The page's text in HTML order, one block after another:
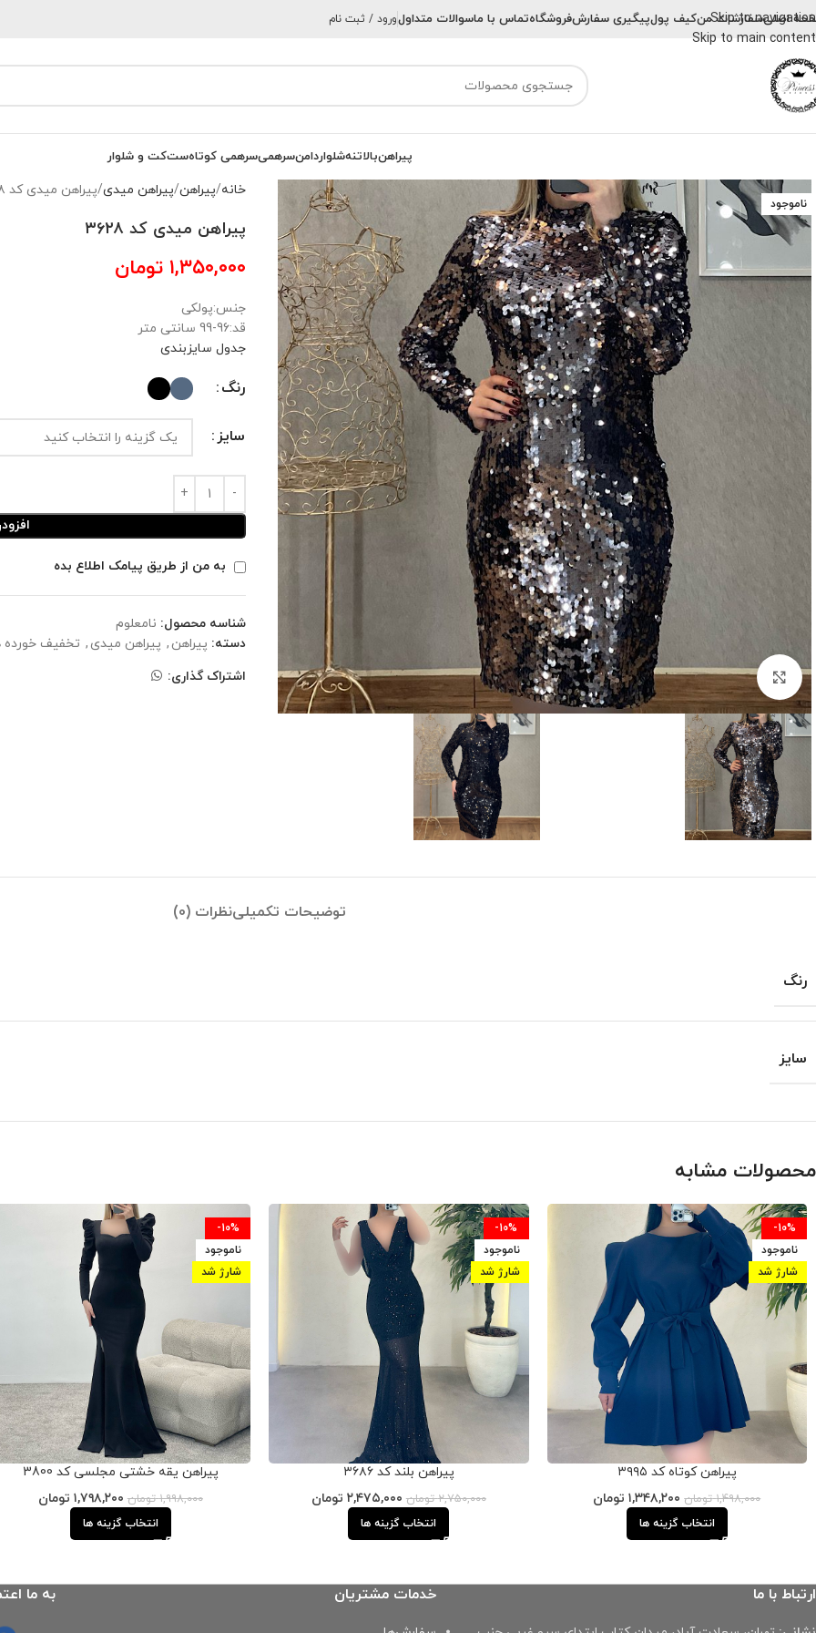
Skip to navigation
Skip to main content
اصلیسفارشات منکیف پولپیگیری سفارشفروشگاهتماس با ماسوالات متداولورود / ثبت نام
پیراهنبالاتنهشلواردامنسرهمیسرهمی کوتاهستکت و شلوار
ناموجود
بزرگنمایی تصویر
خانه پیراهن پیراهن میدی پیراهن میدی کد ۳۶۲۸
پیراهن میدی کد ۳۶۲۸
۱,۳۵۰,۰۰۰ تومان
جنس:پولکی
قد:96-99 سانتی متر
جدول سایزبندی
رنگ
سایز
به من از طریق پیامک اطلاع بده
شناسه محصول: نامعلوم
دسته: پیراهن , پیراهن میدی , تخفیف خورده
اشتراک گذاری:
توضیحات تکمیلینظرات (0)
رنگ
سایز
محصولات مشابه
-10%
ناموجود
شارژ شد
پیراهن کوتاه کد ۳۹۹۵
۱,۴۹۸,۰۰۰ تومان ۱,۳۴۸,۲۰۰ تومان
انتخاب گزینه ها
-10%
ناموجود
شارژ شد
پیراهن بلند کد ۳۶۸۶
۲,۷۵۰,۰۰۰ تومان ۲,۴۷۵,۰۰۰ تومان
انتخاب گزینه ها
-10%
ناموجود
شارژ شد
پیراهن یقه خشتی مجلسی کد 3800
۱,۹۹۸,۰۰۰ تومان ۱,۷۹۸,۲۰۰ تومان
انتخاب گزینه ها
ارتباط با ما خدمات مشتریان به ما